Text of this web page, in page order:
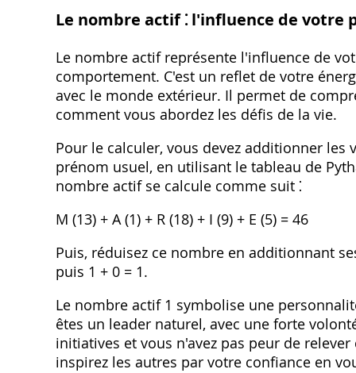
Le nombre actif ⁚ l'influence de votre
Le nombre actif représente l'influence de
comportement. C'est un reflet de votre
avec le monde extérieur. Il permet de
comment vous abordez les défis de la vie.
Pour le calculer, vous devez additionner
prénom usuel, en utilisant le tableau de
nombre actif se calcule comme suit ⁚
M (13) + A (1) + R (18) + I (9) + E (5) = 46
Puis, réduisez ce nombre en additionnant
puis 1 + 0 = 1.
Le nombre actif 1 symbolise une
êtes un leader naturel, avec une forte
initiatives et vous n'avez pas peur de
inspirez les autres par votre confiance en